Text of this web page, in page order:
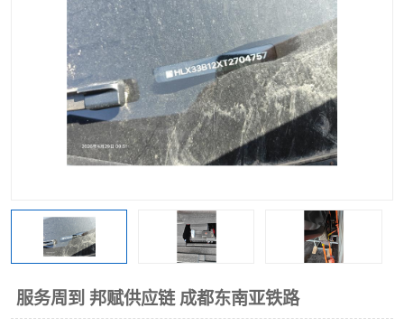
服务周到 邦赋供应链 成都东南亚铁路
蓉欧班列进口机械设备 马来西亚物流
东南亚铁路 铁路出口拼箱/整柜
中俄班列莫斯科